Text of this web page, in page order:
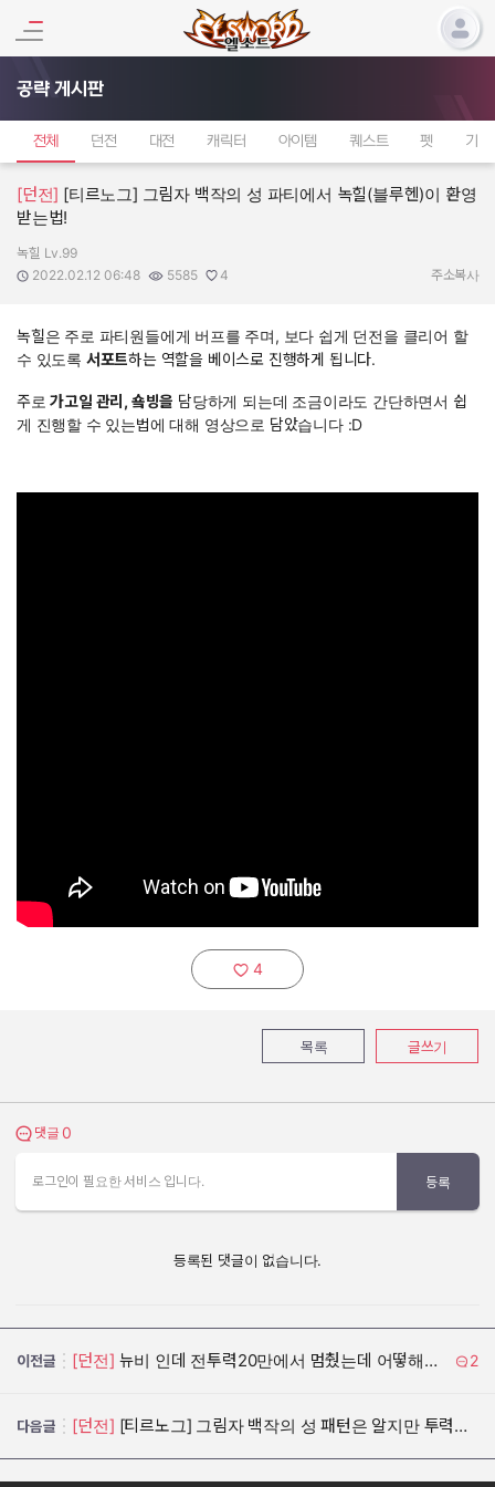
공략 게시판
전체 던전 대전 캐릭터 아이템 퀘스트 펫 기타
[던전] [티르노그] 그림자 백작의 성 파티에서 녹힐(블루헨)이 환영
받는법!
작성자:
녹힐 Lv.99
작성일:
2022.02.12 06:48
조회수:
5585
추천수:
4 주소복사
녹힐은 주로 파티원들에게 버프를 주며, 보다 쉽게 던전을 클리어 할
수 있도록 서포트하는 역할을 베이스로 진행하게 됩니다.
주로가고일 관리, 숔빙을 담당하게 되는데 조금이라도 간단하면서 쉽
게 진행할 수 있는법에 대해 영상으로 담았습니다 :D
추천하기:
4
목록 글쓰기
댓글 보기
댓글 0
로그인이 필요한 서비스 입니다. 등록
등록된 댓글이 없습니다.
이전글 [던전] 뉴비 인데 전투력20만에서 멈췄는데 어떻해야 하는지 2
다음글 [던전] [티르노그] 그림자 백작의 성 패턴은 알지만 투력이 낮아 못 가는 아싸의 일기